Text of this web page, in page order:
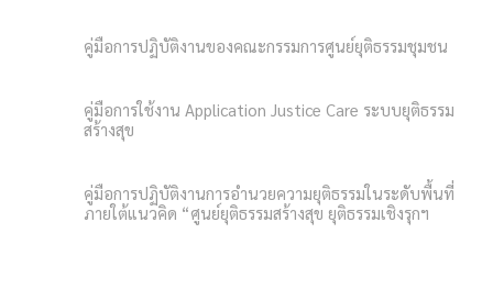
คู่มือการปฏิบัติงานของคณะกรรมการศูนย์ยุติธรรมชุมชน
คู่มือการใช้งาน Application Justice Care ระบบยุติธรรม
สร้างสุข
คู่มือการปฏิบัติงานการอำนวยความยุติธรรมในระดับพื้นที่
ภายใต้แนวคิด “ศูนย์ยุติธรรมสร้างสุข ยุติธรรมเชิงรุกฯ